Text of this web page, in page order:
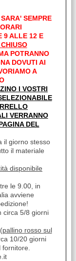
il top
SEMPRE
9 ALLE 12 E
POTRANNO
DOVUTI AI
A
I VOSTRI
VERRANNO
DEL
il giorno stesso
il materiale
disponibile
le 9.00, in
avviene
circa 5/8 giorni
pallino rosso sul
10/20 giorni